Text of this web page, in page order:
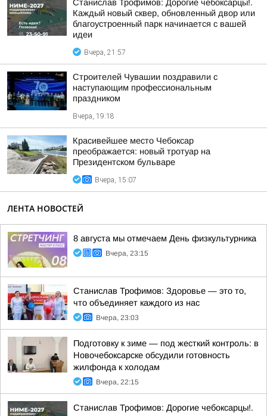
Станислав Трофимов: Дорогие чебоксарцы!.
Каждый новый сквер, обновленный двор или
благоустроенный парк начинается с вашей
идеи
Вчера, 21:57
Строителей Чувашии поздравили с
наступающим профессиональным
праздником
Вчера, 19:18
Красивейшее место Чебоксар
преображается: новый тротуар на
Президентском бульваре
Вчера, 15:07
ЛЕНТА НОВОСТЕЙ
8 августа мы отмечаем День физкультурника
Вчера, 23:15
Станислав Трофимов: Здоровье — это то,
что объединяет каждого из нас
Вчера, 23:03
Подготовку к зиме — под жесткий контроль: в
Новочебоксарске обсудили готовность
жилфонда к холодам
Вчера, 22:15
Станислав Трофимов: Дорогие чебоксарцы!.